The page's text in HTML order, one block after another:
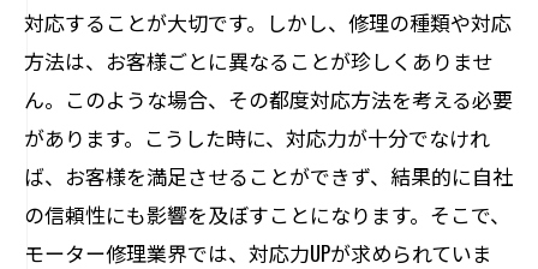
対応することが大切です。しかし、修理の種類や対応
方法は、お客様ごとに異なることが珍しくありませ
ん。このような場合、その都度対応方法を考える必要
があります。こうした時に、対応力が十分でなけれ
ば、お客様を満足させることができず、結果的に自社
の信頼性にも影響を及ぼすことになります。そこで、
モーター修理業界では、対応力UPが求められていま